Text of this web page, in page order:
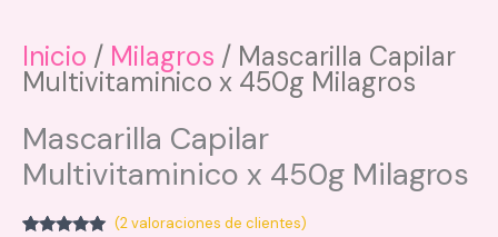
Inicio / Milagros / Mascarilla Capilar
Multivitaminico x 450g Milagros
Mascarilla Capilar
Multivitaminico x 450g Milagros
(2valoraciones de clientes)